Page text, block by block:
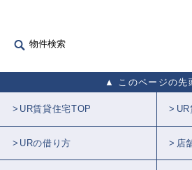
物件検索
このページの先
UR賃貸住宅TOP
URの借り方 店